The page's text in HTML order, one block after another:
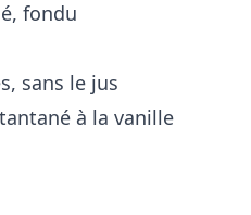
fondu
sans le jus
à la vanille